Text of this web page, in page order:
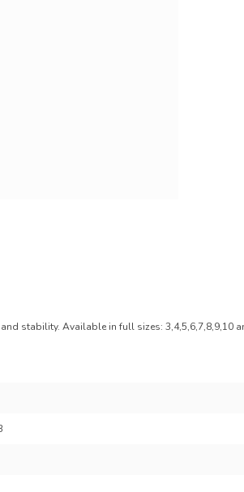
stability. Available in full sizes: 3,4,5,6,7,8,9,10